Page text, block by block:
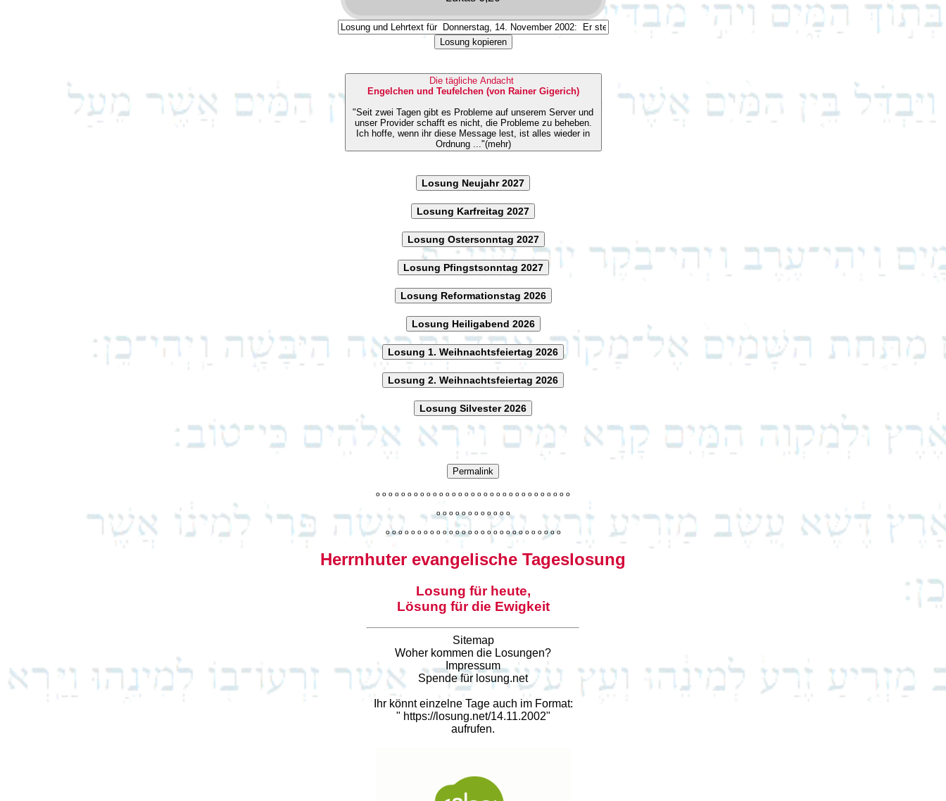
Losung kopieren
Die tägliche Andacht
Engelchen und Teufelchen (von Rainer Gigerich)
"Seit zwei Tagen gibt es Probleme auf unserem Server und
unser Provider schafft es nicht, die Probleme zu beheben.
Ich hoffe, wenn ihr diese Message lest, ist alles wieder in
Ordnung ..."(mehr)
Losung Neujahr 2027
Losung Karfreitag 2027
Losung Ostersonntag 2027
Losung Pfingstsonntag 2027
Losung Reformationstag 2026
Losung Heiligabend 2026
Losung 1. Weihnachtsfeiertag 2026
Losung 2. Weihnachtsfeiertag 2026
Losung Silvester 2026
Permalink
o o o o o o o o o o o o o o o o o o o o o o o o o o o o o o o
o o o o o o o o o o o o
o o o o o o o o o o o o o o o o o o o o o o o o o o o o
Herrnhuter evangelische Tageslosung
Losung für heute,
Lösung für die Ewigkeit
Sitemap
Woher kommen die Losungen?
Impressum
Spende für losung.net
Ihr könnt einzelne Tage auch im Format:
" https://losung.net/14.11.2002"
aufrufen.